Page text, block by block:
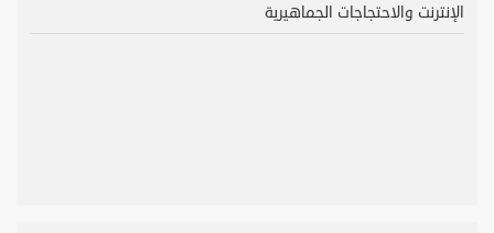
الإنترنت والاحتجاجات الجماهيرية